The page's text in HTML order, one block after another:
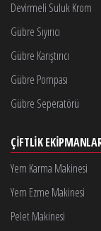
Devirmeli Suluk Krom
Gübre Sıyırıcı
Gübre Karıştırıcı
Gübre Pompası
Gübre Seperatörü
ÇIFTLIK
Yem Karma Makinesi
Yem Ezme Makinesi
Pelet Makinesi